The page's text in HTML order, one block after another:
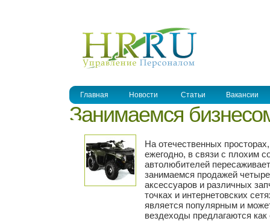
Главная Новости Статьи Вакансии
Занимаемся
На отечественных
ежегодно, в связи с плохим
автолюбителей
занимаемся продажей
аксессуаров и различных
точках и интернетовских
является популярным и
вездеходы предлагаются